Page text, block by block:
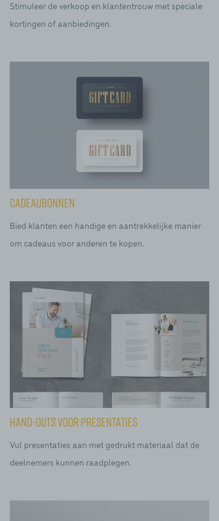
Stimuleer de verkoop en klantentrouw met speciale
kortingen of aanbiedingen.
Cadeaubonnen
Bied klanten een handige en aantrekkelijke manier
om cadeaus voor anderen te kopen.
Hand-outs voor presentaties
Vul presentaties aan met gedrukt materiaal dat de
deelnemers kunnen raadplegen.